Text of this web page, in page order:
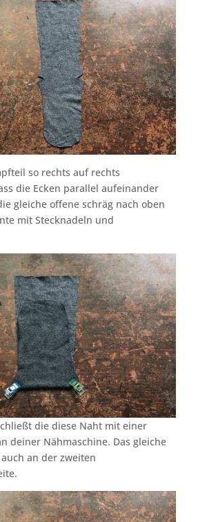
so rechts auf rechts
die Ecken parallel aufeinander
gleiche offene schräg nach oben
mit Stecknadeln und
die diese Naht mit einer
deiner Nähmaschine. Das gleiche
an der zweiten